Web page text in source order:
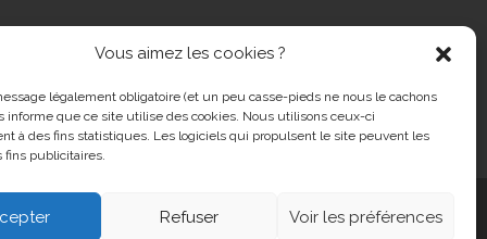
Vous aimez les cookies ?
légalement obligatoire (et un peu casse-pieds ne nous le cachons
informe que ce site utilise des cookies. Nous utilisons ceux-ci
à des fins statistiques. Les logiciels qui propulsent le site peuvent les
fins publicitaires.
Refuser Voir les préférences
…